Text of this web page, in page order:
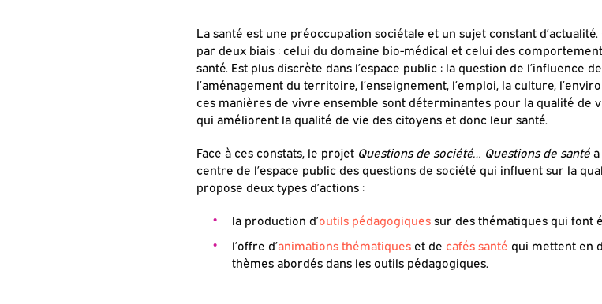
La santé est une préoccupation sociétale et un sujet constant
par deux biais : celui du domaine bio-médical et celui des
santé. Est plus discrète dans l’espace public : la question de l’influence
l’aménagement du territoire, l’enseignement, l’emploi, la culture,
ces manières de vivre ensemble sont déterminantes pour la qualité de
qui améliorent la qualité de vie des citoyens et donc leur santé.
Face à ces constats, le projet Questions de société… Questions de santé
centre de l’espace public des questions de société qui influent sur la
propose deux types d’actions :
la production d’outils pédagogiquessur des thématiques qui font
l’offre d’animations thématiqueset de cafés santé qui mettent en
thèmes abordés dans les outils pédagogiques.